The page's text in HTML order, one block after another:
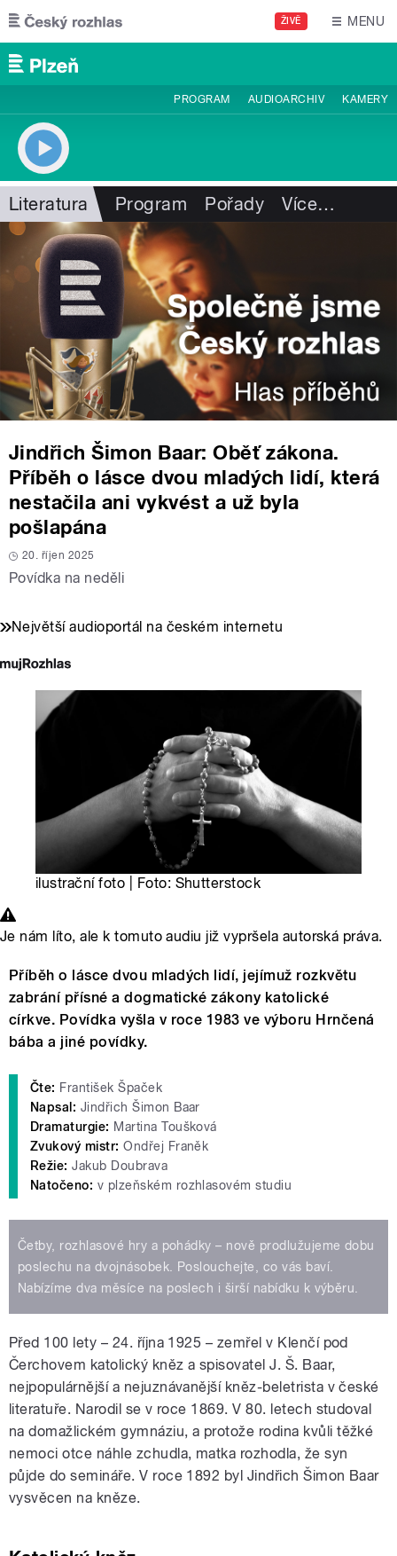
Přejít k hlavnímu obsahu
ŽIVĚ MENU
PROGRAM AUDIOARCHIV KAMERY
Literatura Program Pořady Více…
Jindřich Šimon Baar: Oběť zákona.
Příběh o lásce dvou mladých lidí, která
nestačila ani vykvést a už byla
pošlapána
20. říjen 2025
Povídka na neděli
Největší audioportál na českém internetu
ilustrační foto | Foto: Shutterstock
Je nám líto, ale k tomuto audiu již vypršela autorská práva.
Příběh o lásce dvou mladých lidí, jejímuž rozkvětu
zabrání přísné a dogmatické zákony katolické
církve. Povídka vyšla v roce 1983 ve výboru Hrnčená
bába a jiné povídky.
Čte: František Špaček
Napsal: Jindřich Šimon Baar
Dramaturgie: Martina Toušková
Zvukový mistr: Ondřej Franěk
Režie: Jakub Doubrava
Natočeno: v plzeňském rozhlasovém studiu
Četby, rozhlasové hry a pohádky – nově prodlužujeme dobu
poslechu na dvojnásobek. Poslouchejte, co vás baví.
Nabízíme dva měsíce na poslech i širší nabídku k výběru.
Před 100 lety – 24. října 1925 – zemřel v Klenčí pod
Čerchovem katolický kněz a spisovatel J. Š. Baar,
nejpopulárnější a nejuznávanější kněz-beletrista v české
literatuře. Narodil se v roce 1869. V 80. letech studoval
na domažlickém gymnáziu, a protože rodina kvůli těžké
nemoci otce náhle zchudla, matka rozhodla, že syn
půjde do semináře. V roce 1892 byl Jindřich Šimon Baar
vysvěcen na kněze.